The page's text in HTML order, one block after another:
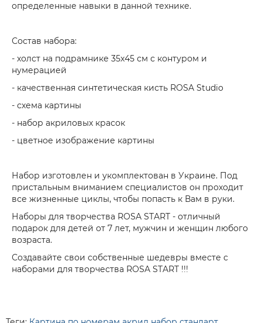
определенные навыки в данной технике.
Состав набора:
- холст на подрамнике 35х45 см с контуром и
нумерацией
- качественная синтетическая кисть ROSA Studio
- схема картины
- набор акриловых красок
- цветное изображение картины
Набор изготовлен и укомплектован в Украине. Под
пристальным вниманием специалистов он проходит
все жизненные циклы, чтобы попасть к Вам в руки.
Наборы для творчества ROSA START - отличный
подарок для детей от 7 лет, мужчин и женщин любого
возраста.
Создавайте свои собственные шедевры вместе с
наборами для творчества ROSA START !!!